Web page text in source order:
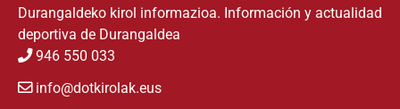
Durangaldeko kirol informazioa. Información y actualidad
deportiva de Durangaldea
946 550 033
info@dotkirolak.eus